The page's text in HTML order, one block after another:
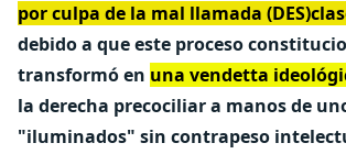
por culpa de la mal llamada
debido a que este proceso
transformó en una vendetta
la derecha precociliar a manos de
"iluminados" sin contrapeso